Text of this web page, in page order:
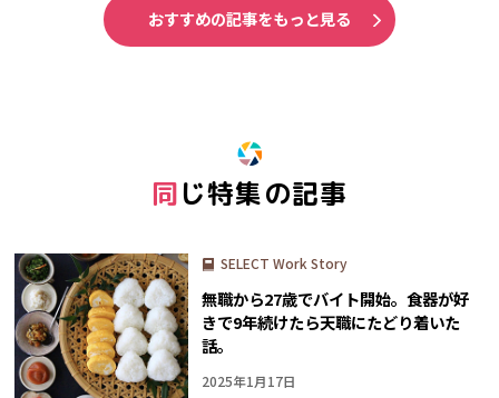
おすすめの記事をもっと見る
同じ特集の記事
SELECT Work Story
無職から27歳でバイト開始。食器が好
きで9年続けたら天職にたどり着いた
話。
2025年1月17日